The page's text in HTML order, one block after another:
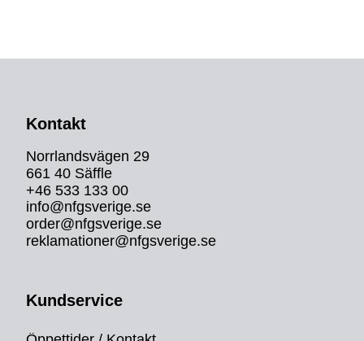
Kontakt
Norrlandsvägen 29
661 40 Säffle
+46 533 133 00
info@nfgsverige.se
order@nfgsverige.se
reklamationer@nfgsverige.se
Kundservice